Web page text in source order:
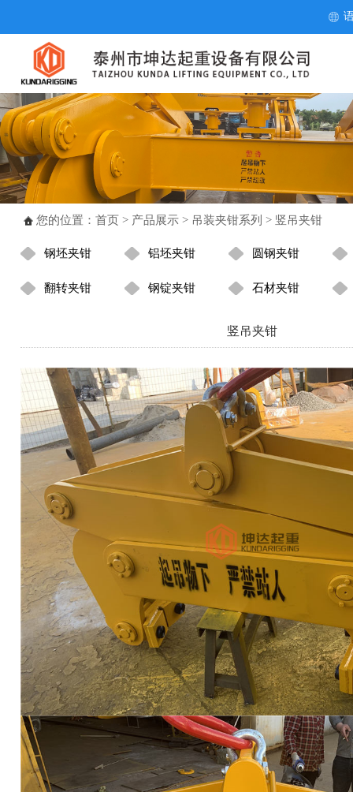
您的位置： 首页> 产品展示> 吊装夹钳系列 > 竖吊夹钳
钢坯夹钳 铝坯夹钳 圆钢夹钳
翻转夹钳 钢锭夹钳 石材夹钳
竖吊夹钳